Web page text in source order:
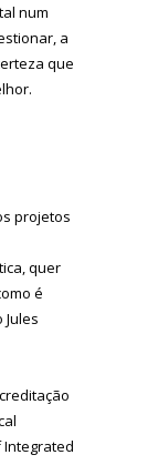
num
a
que
projetos
quer
é
Integrated